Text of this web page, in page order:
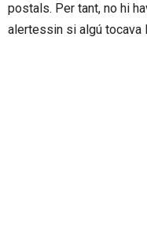
postals. Per tant, no hi
alertessin si algú tocava